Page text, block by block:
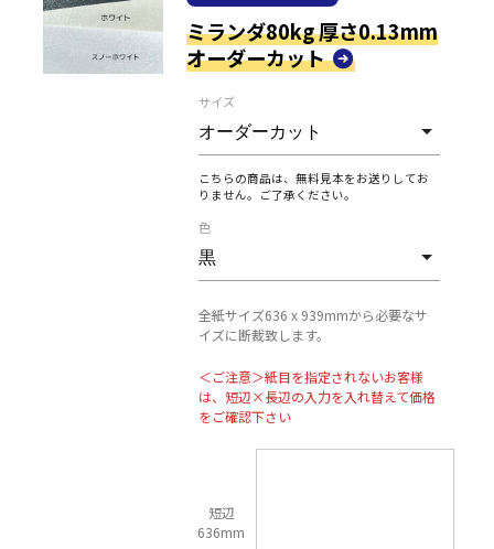
ミランダ80kg 厚さ0.13mm
オーダーカット
サイズ
こちらの商品は、無料見本をお送りしてお
りません。ご了承ください。
色
全紙サイズ636 x 939mmから必要なサ
イズに断裁致します。
＜ご注意＞紙目を指定されないお客様
は、短辺×長辺の入力を入れ替えて価格
をご確認下さい
短辺
636mm